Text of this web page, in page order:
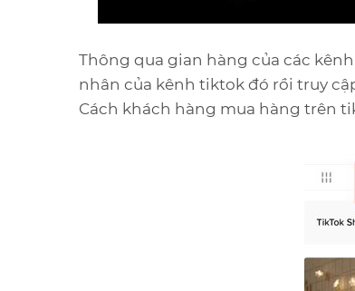
Thông qua gian hàng của các
nhân của kênh tiktok đó rồi truy
Cách khách hàng mua hàng trên